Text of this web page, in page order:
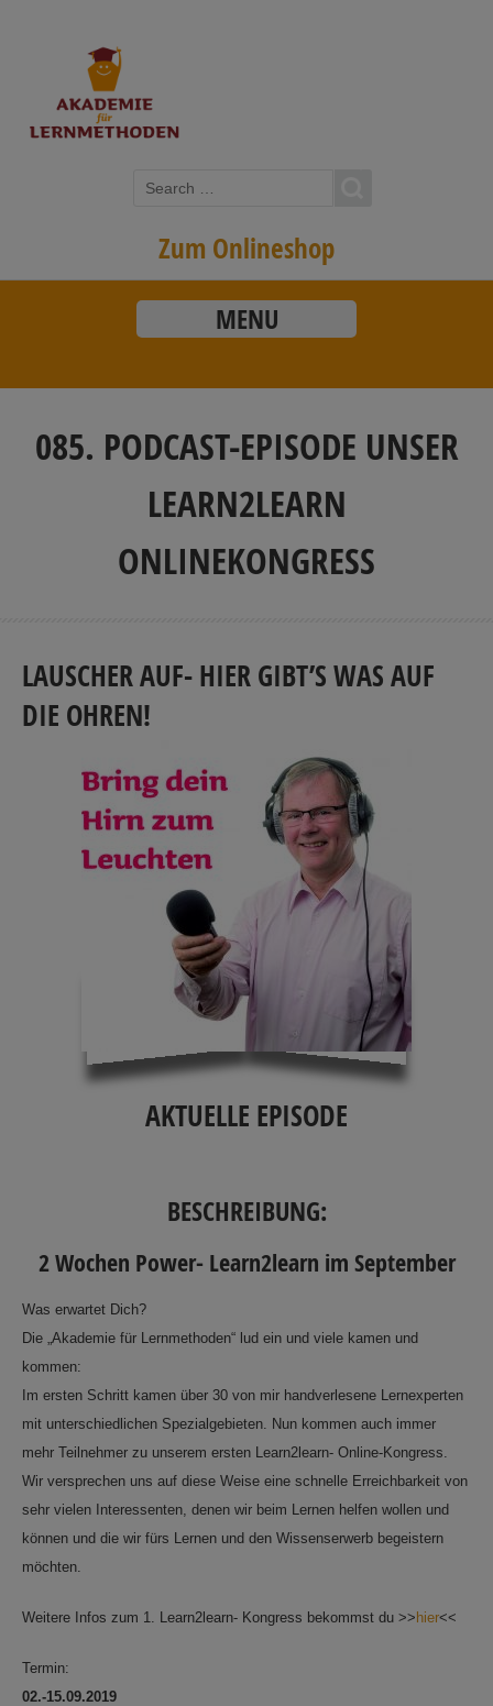
Zum Onlineshop
MENU
085. PODCAST-EPISODE UNSER
LEARN2LEARN
ONLINEKONGRESS
LAUSCHER AUF- HIER GIBT’S WAS AUF
DIE OHREN!
AKTUELLE EPISODE
BESCHREIBUNG:
2 Wochen Power- Learn2learn im September
Was erwartet Dich?
Die „Akademie für Lernmethoden“ lud ein und viele kamen und
kommen:
Im ersten Schritt kamen über 30 von mir handverlesene Lernexperten
mit unterschiedlichen Spezialgebieten. Nun kommen auch immer
mehr Teilnehmer zu unserem ersten Learn2learn- Online-Kongress.
Wir versprechen uns auf diese Weise eine schnelle Erreichbarkeit von
sehr vielen Interessenten, denen wir beim Lernen helfen wollen und
können und die wir fürs Lernen und den Wissenserwerb begeistern
möchten.
Weitere Infos zum 1. Learn2learn- Kongress bekommst du >>hier<<
Termin:
02.-15.09.2019